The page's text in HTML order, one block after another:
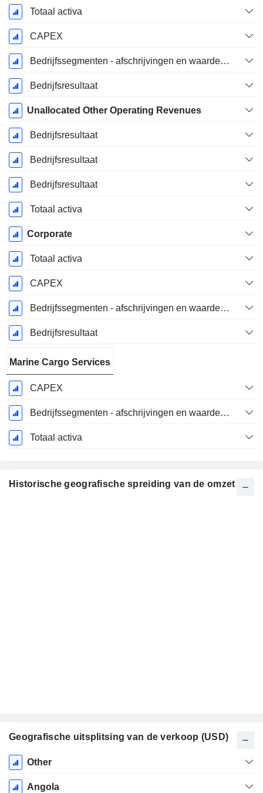
Totaal activa
CAPEX
Bedrijfssegmenten - afschrijvingen en waardeverminderingen
Bedrijfsresultaat
Unallocated Other Operating Revenues
Bedrijfsresultaat
Bedrijfsresultaat
Bedrijfsresultaat
Totaal activa
Corporate
Totaal activa
CAPEX
Bedrijfssegmenten - afschrijvingen en waardeverminderingen
Bedrijfsresultaat
Marine Cargo Services
CAPEX
Bedrijfssegmenten - afschrijvingen en waardeverminderingen
Totaal activa
Historische geografische spreiding van de omzet
Geografische uitsplitsing van de verkoop (USD)
Start
boekjaar:
December
Other
Angola